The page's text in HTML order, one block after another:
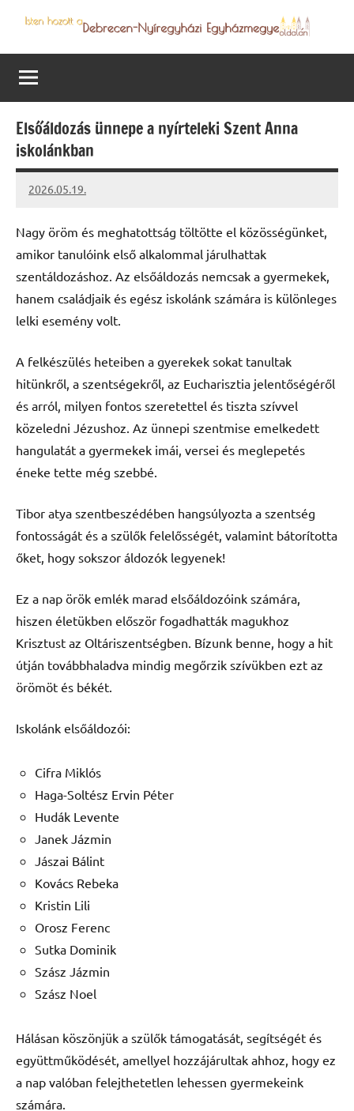
content
Debrecen-
Nyíregyházi
Egyházmegye
programjai
Elsőáldozás ünnepe a nyírteleki Szent Anna
iskolánkban
2026.05.19.
Leiszt
Nagy öröm és meghatottság töltötte el közösségünket,
amikor tanulóink első alkalommal járulhattak
szentáldozáshoz. Az elsőáldozás nemcsak a gyermekek,
hanem családjaik és egész iskolánk számára is különleges
lelki esemény volt.
A felkészülés heteiben a gyerekek sokat tanultak
hitünkről, a szentségekről, az Eucharisztia jelentőségéről
és arról, milyen fontos szeretettel és tiszta szívvel
közeledni Jézushoz. Az ünnepi szentmise emelkedett
hangulatát a gyermekek imái, versei és meglepetés
éneke tette még szebbé.
Tibor atya szentbeszédében hangsúlyozta a szentség
fontosságát és a szülők felelősségét, valamint bátorította
őket, hogy sokszor áldozók legyenek!
Ez a nap örök emlék marad elsőáldozóink számára,
hiszen életükben először fogadhatták magukhoz
Krisztust az Oltáriszentségben. Bízunk benne, hogy a hit
útján továbbhaladva mindig megőrzik szívükben ezt az
örömöt és békét.
Iskolánk elsőáldozói:
Cifra Miklós
Haga-Soltész Ervin Péter
Hudák Levente
Janek Jázmin
Jászai Bálint
Kovács Rebeka
Kristin Lili
Orosz Ferenc
Sutka Dominik
Szász Jázmin
Szász Noel
Hálásan köszönjük a szülők támogatását, segítségét és
együttműködését, amellyel hozzájárultak ahhoz, hogy ez
a nap valóban felejthetetlen lehessen gyermekeink
számára.